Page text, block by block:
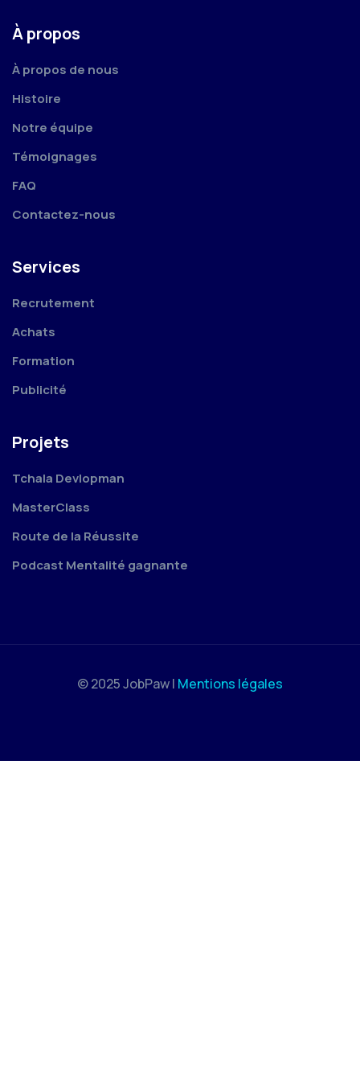
À propos
À propos de nous
Histoire
Notre équipe
Témoignages
FAQ
Contactez-nous
Services
Recrutement
Achats
Formation
Publicité
Projets
Tchala Devlopman
MasterClass
Route de la Réussite
Podcast Mentalité gagnante
© 2025 JobPaw | Mentions légales